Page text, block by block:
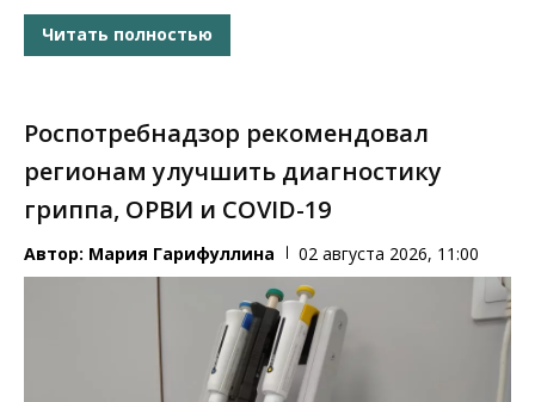
Читать полностью
Роспотребнадзор рекомендовал
регионам улучшить диагностику
гриппа, ОРВИ и COVID-19
Автор: Мария Гарифуллина 02 августа 2026, 11:00